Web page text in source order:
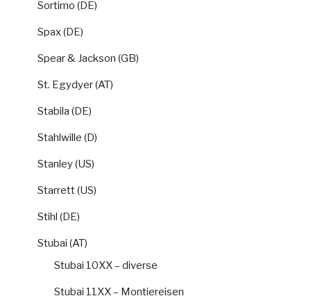
Sortimo (DE)
Spax (DE)
Spear & Jackson (GB)
St. Egydyer (AT)
Stabila (DE)
Stahlwille (D)
Stanley (US)
Starrett (US)
Stihl (DE)
Stubai (AT)
Stubai 10XX – diverse
Stubai 11XX – Montiereisen